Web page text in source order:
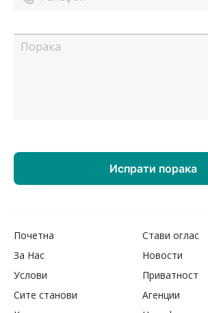
Почетна
Стави оглас
За Нас
Новости
Услови
Приватност
Сите станови
Агенции